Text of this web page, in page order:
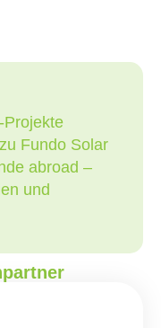
Projekte
Fundo Solar
abroad –
und